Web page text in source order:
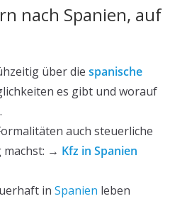
nach Spanien, auf
über die spanische
es gibt und worauf
.
auch steuerliche
machst: → Kfz in Spanien
in Spanien leben